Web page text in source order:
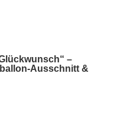
–
Ausschnitt &